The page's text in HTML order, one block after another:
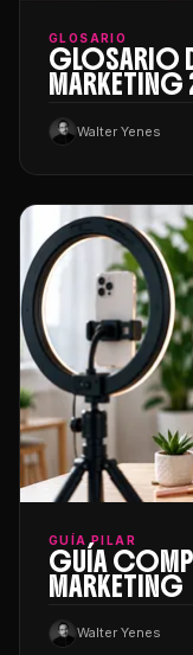
GLOSARIO
GLOSARIO
Walter Yenes
GUÍA PILAR
GUÍA
MARKETING
Walter Yenes